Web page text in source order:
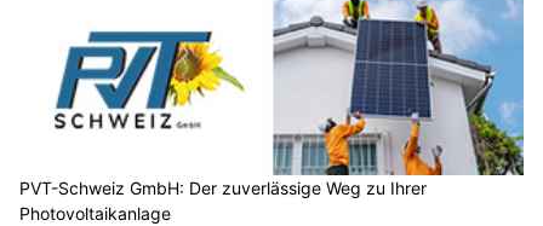
PVT-Schweiz GmbH: Der zuverlässige Weg zu Ihrer
Photovoltaikanlage